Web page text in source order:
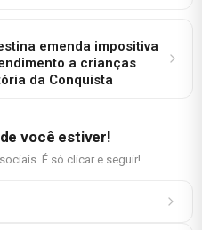
emenda impositiva
a crianças
da Conquista
você estiver!
É só clicar e seguir!